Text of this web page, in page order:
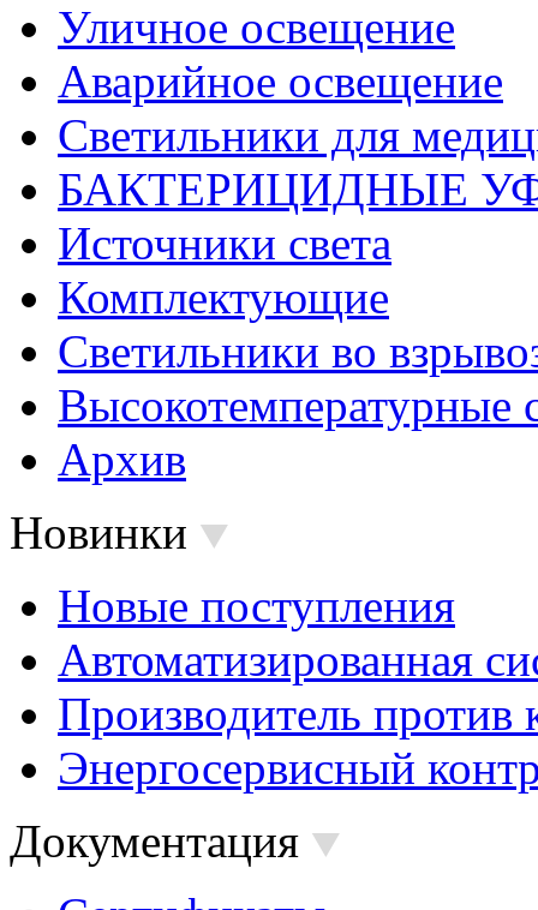
Уличное освещение
Аварийное освещение
Светильники для
БАКТЕРИЦИДНЫЕ
Источники света
Комплектующие
Светильники во
Высокотемпературные
Архив
Новинки
Новые поступления
Автоматизированная
Производитель против
Энергосервисный
Документация